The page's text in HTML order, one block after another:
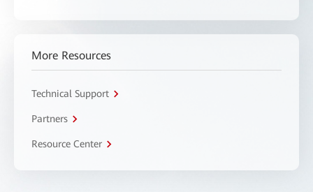
More Resources
Technical Support
Partners
Resource Center